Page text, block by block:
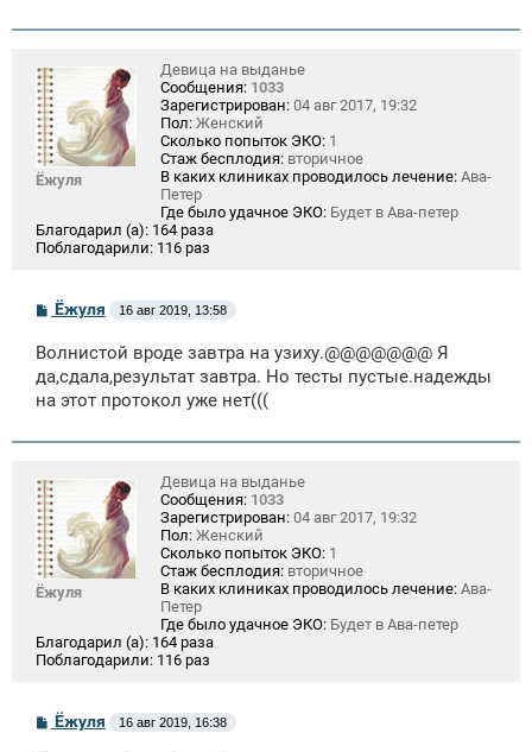
Ёжуля
Девица на выданье
Сообщения: 1033
Зарегистрирован: 04 авг 2017, 19:32
Пол: Женский
Сколько попыток ЭКО: 1
Стаж бесплодия: вторичное
В каких клиниках проводилось лечение: Ава-
Петер
Где было удачное ЭКО: Будет в Ава-петер
Благодарил (а): 164 раза
Поблагодарили: 116 раз
С
о
б
щ
е
н
е
Ёжуля 16 авг 2019, 13:58
Волнистой вроде завтра на узиху.@@@@@@@ Я
да,сдала,результат завтра. Но тесты пустые.надежды
на этот протокол уже нет(((
Ёжуля
Девица на выданье
Сообщения: 1033
Зарегистрирован: 04 авг 2017, 19:32
Пол: Женский
Сколько попыток ЭКО: 1
Стаж бесплодия: вторичное
В каких клиниках проводилось лечение: Ава-
Петер
Где было удачное ЭКО: Будет в Ава-петер
Благодарил (а): 164 раза
Поблагодарили: 116 раз
С
о
Ёжуля 16 авг 2019, 16:38